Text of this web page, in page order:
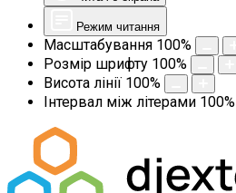
Режим читання
Масштабування 100%
Розмір шрифту 100%
Висота лінії 100%
Інтервал між літерами 100%